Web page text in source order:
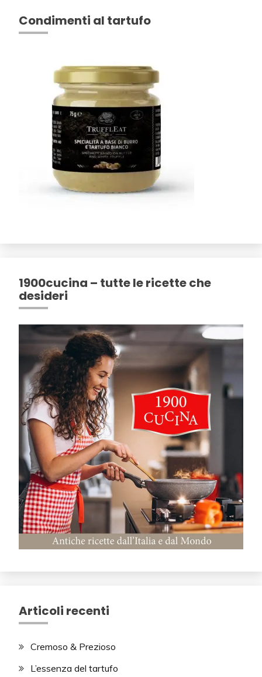
Condimenti al tartufo
1900cucina – tutte le ricette che
desideri
Articoli recenti
Cremoso & Prezioso
L’essenza del tartufo